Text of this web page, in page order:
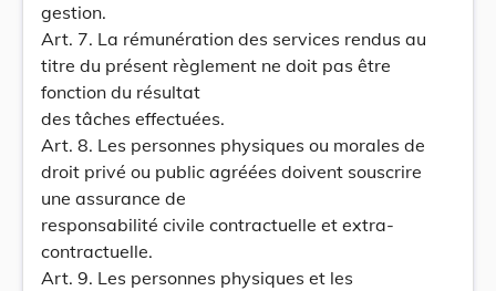
gestion.
Art. 7. La rémunération des services rendus au
titre du présent règlement ne doit pas être
fonction du résultat
des tâches effectuées.
Art. 8. Les personnes physiques ou morales de
droit privé ou public agréées doivent souscrire
une assurance de
responsabilité civile contractuelle et extra-
contractuelle.
Art. 9. Les personnes physiques et les